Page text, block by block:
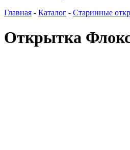
Главная - Каталог - Старинные
Открытка